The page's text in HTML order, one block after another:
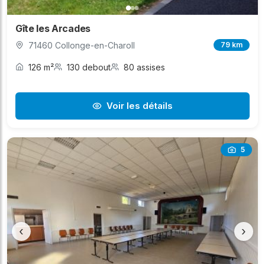
Gîte les Arcades
71460 Collonge-en-Charoll 79 km
126 m² 130 debout 80 assises
Voir les détails
5
‹ ›